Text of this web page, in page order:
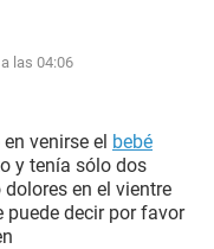
las 04:06
venirse el bebé
y tenía sólo dos
en el vientre
decir por favor